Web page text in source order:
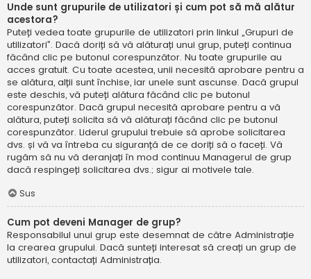
Unde sunt grupurile de utilizatori și cum pot să mă alătur
acestora?
Puteți vedea toate grupurile de utilizatori prin linkul „Grupuri de
utilizatori”. Dacă doriți să vă alăturați unui grup, puteți continua
făcând clic pe butonul corespunzător. Nu toate grupurile au
acces gratuit. Cu toate acestea, unii necesită aprobare pentru a
se alătura, alții sunt închise, iar unele sunt ascunse. Dacă grupul
este deschis, vă puteți alătura făcând clic pe butonul
corespunzător. Dacă grupul necesită aprobare pentru a vă
alătura, puteți solicita să vă alăturați făcând clic pe butonul
corespunzător. Liderul grupului trebuie să aprobe solicitarea
dvs. și vă va întreba cu siguranță de ce doriți să o faceți. Vă
rugăm să nu vă deranjați în mod continuu Managerul de grup
dacă respingeți solicitarea dvs.; sigur ai motivele tale.
Sus
Cum pot deveni Manager de grup?
Responsabilul unui grup este desemnat de către Administrație
la crearea grupului. Dacă sunteți interesat să creați un grup de
utilizatori, contactați Administrația.